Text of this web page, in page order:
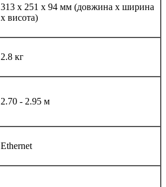
313 х 251 х 94 мм (довжина х ширина
х висота)
2.8 кг
2.70 - 2.95 м
Ethernet